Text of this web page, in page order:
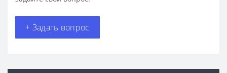
+ Задать вопрос